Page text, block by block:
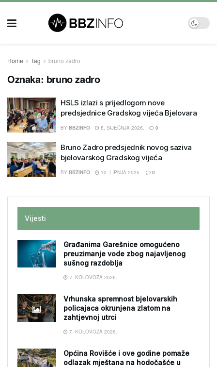
Home Tag bruno zadro
Oznaka: bruno zadro
HSLS izlazi s prijedlogom nove
predsjednice Gradskog vijeća Bjelovara
BY BBZINFO 8. SIJEČNJA 2026. 0
Bruno Zadro predsjednik novog saziva
bjelovarskog Gradskog vijeća
BY BBZINFO 10. LIPNJA 2025. 0
Vijesti
Građanima Garešnice omogućeno
preuzimanje vode zbog najavljenog
sušnog razdoblja
7. KOLOVOZA 2026.
Vrhunska spremnost bjelovarskih
policajaca okrunjena zlatom na
zahtjevnoj utrci
7. KOLOVOZA 2026.
Općina Rovišće i ove godine pomaže
odlazak mještana na hodočašće u